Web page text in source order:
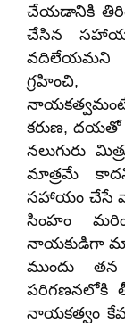
చేయడానికి
చేసిన
వదిలేయమని
గ్రహించి,
కరుణ, దయతో
నలుగురు
మాత్రమే
సహాయం చేసే
సింహం
నాయకుడిగా
ముందు తన
పరిగణనలోకి
నాయకత్వం